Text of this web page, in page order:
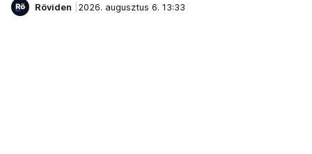
Röviden
2026. augusztus 6. 13:33